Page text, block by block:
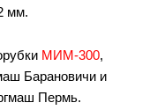
мм.
МИМ-300,
Барановичи и
Пермь.